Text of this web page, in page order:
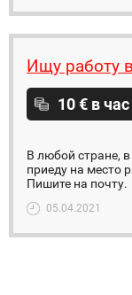
Ищу работу
10 € в час
В любой стране,
приеду на место
Пишите на почту.
05.04.2021